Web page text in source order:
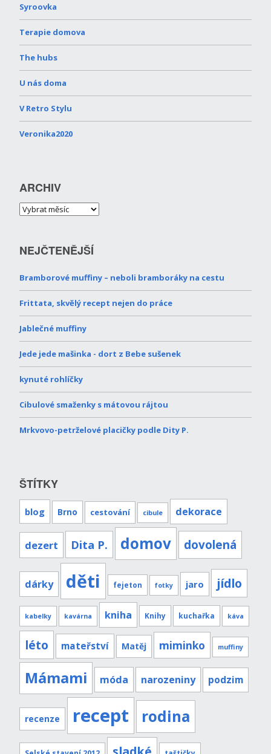
Syroovka
Terapie domova
The hubs
U nás doma
V Retro Stylu
Veronika2020
ARCHIV
NEJČTENĚJŠÍ
Bramborové muffiny – neboli bramboráky na cestu
Frittata, skvělý recept nejen do práce
Jablečné muffiny
Jede jede mašinka - dort z Bebe sušenek
kynuté rohlíčky
Cibulové smaženky s mátovou rájtou
Mrkvovo-petrželové placičky podle Dity P.
ŠTÍTKY
blog Brno cestování cibule dekorace
dezert Dita P. domov dovolená
dárky děti fejeton fotky jaro jídlo
kabelky kavárna kniha Knihy kuchařka káva
léto mateřství Matěj miminko muffiny
Mámami móda narozeniny podzim
recenze recept rodina